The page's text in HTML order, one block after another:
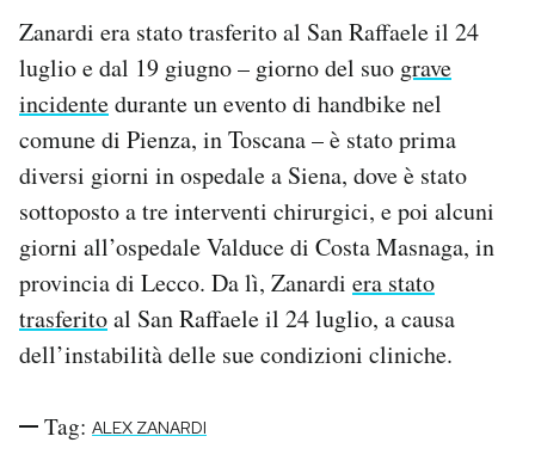
Regala il Post
Hai bisogno di aiuto?
Zanardi era stato trasferito al San Raffaele il 24
luglio e dal 19 giugno – giorno del suo grave
incidentedurante un evento di handbike nel
comune di Pienza, in Toscana – è stato prima
diversi giorni in ospedale a Siena, dove è stato
sottoposto a tre interventi chirurgici, e poi alcuni
giorni all’ospedale Valduce di Costa Masnaga, in
provincia di Lecco. Da lì, Zanardi era stato
trasferitoal San Raffaele il 24 luglio, a causa
dell’instabilità delle sue condizioni cliniche.
Tag: ALEX ZANARDI